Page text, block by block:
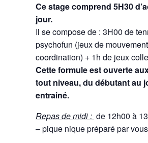
Ce stage comprend 5H30
jour.
Il se compose de : 3H00 de
psychofun (jeux de
coordination) + 1h de jeux
Cette formule est ouverte
tout niveau, du débutant au
entrainé.
Repas de midi : de 12h00 à
– pique nique préparé par